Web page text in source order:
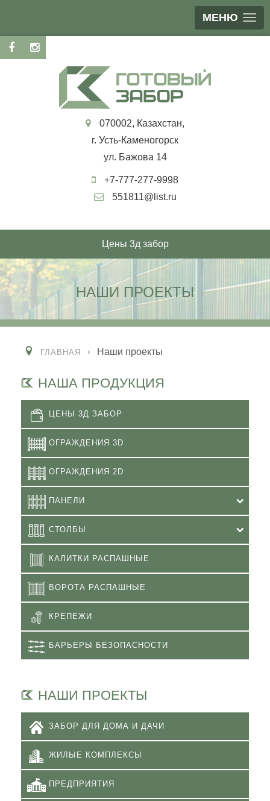
МЕНЮ
070002, Казахстан,
г. Усть-Каменогорск
ул. Бажова 14
+7-777-277-9998
551811@list.ru
Цены 3д забор
НАШИ ПРОЕКТЫ
ГЛАВНАЯ Наши проекты
НАША ПРОДУКЦИЯ
ЦЕНЫ 3Д ЗАБОР
ОГРАЖДЕНИЯ 3D
ОГРАЖДЕНИЯ 2D
ПАНЕЛИ
СТОЛБЫ
КАЛИТКИ РАСПАШНЫЕ
ВОРОТА РАСПАШНЫЕ
КРЕПЕЖИ
БАРЬЕРЫ БЕЗОПАСНОСТИ
НАШИ ПРОЕКТЫ
ЗАБОР ДЛЯ ДОМА И ДАЧИ
ЖИЛЫЕ КОМПЛЕКСЫ
ПРЕДПРИЯТИЯ